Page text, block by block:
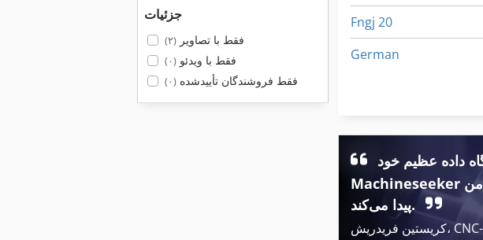
جزئیات
فقط با تصاویر(۲)
فقط با ویدئو(۰)
فقط فروشندگان تأییدشده(۰)
Fngj 20
German
International 1480
International 1486
Machineseeker بسیاری از خریداران را برای ماشین‌آلات من
پیدا می‌کند.